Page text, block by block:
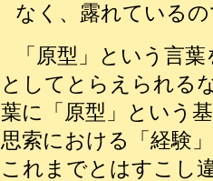
なく、露れている
「原型」という言
としてとらえられる
葉に「原型」という
思索における「経験
これまでとはすこし